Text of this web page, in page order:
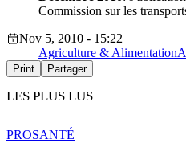
Commission sur les
Nov 5, 2010 - 15:22
Agriculture & Alimentation
Print Partager
LES PLUS LUS
PROSANTÉ